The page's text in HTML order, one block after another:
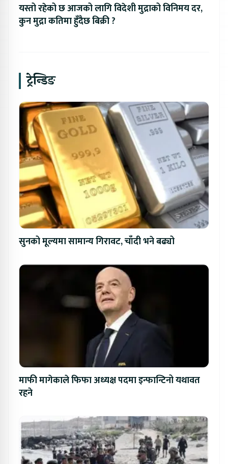
यस्तो रहेको छ आजको लागि विदेशी मुद्राको विनिमय दर,
कुन मुद्रा कतिमा हुँदैछ बिक्री ?
ट्रेन्डिङ
सुनको मूल्यमा सामान्य गिरावट, चाँदी भने बढ्यो
माफी मागेकाले फिफा अध्यक्ष पदमा इन्फान्टिनो यथावत
रहने